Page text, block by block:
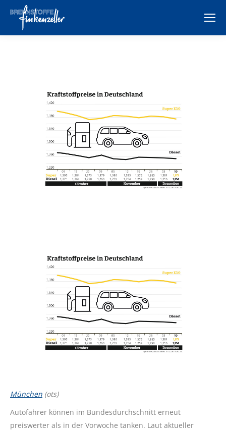
München (ots)
Autofahrer können im Bundesdurchschnitt erneut
preiswerter als in der Vorwoche tanken. Laut aktueller